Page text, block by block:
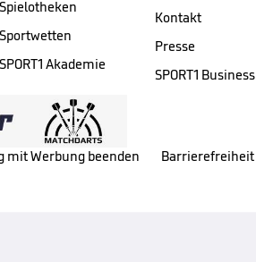
Spielotheken
Sportwetten
SPORT1 Akademie
Kontakt
Presse
SPORT1 Business
mit Werbung beenden Barrierefreiheit